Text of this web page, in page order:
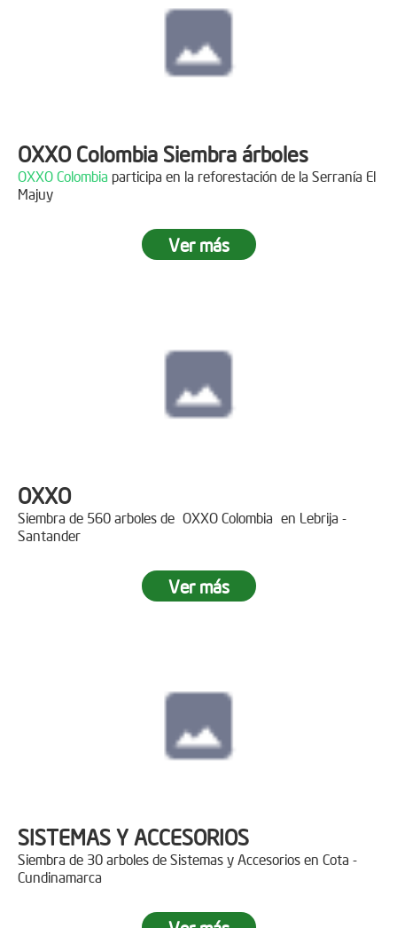
OXXO Colombia Siembra árboles
OXXO Colombia participa en la reforestación de la Serranía El
Majuy
Ver más
OXXO
Siembra de 560 arboles de OXXO Colombia en Lebrija -
Santander
Ver más
SISTEMAS Y ACCESORIOS
Siembra de 30 arboles de Sistemas y Accesorios en Cota -
Cundinamarca